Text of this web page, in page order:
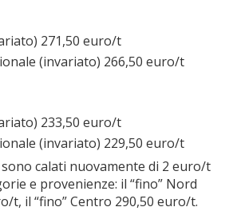
271,50 euro/t
(invariato) 266,50 euro/t
233,50 euro/t
(invariato) 229,50 euro/t
calati nuovamente di 2 euro/t
e provenienze: il “fino” Nord
t, il “fino” Centro 290,50 euro/t.